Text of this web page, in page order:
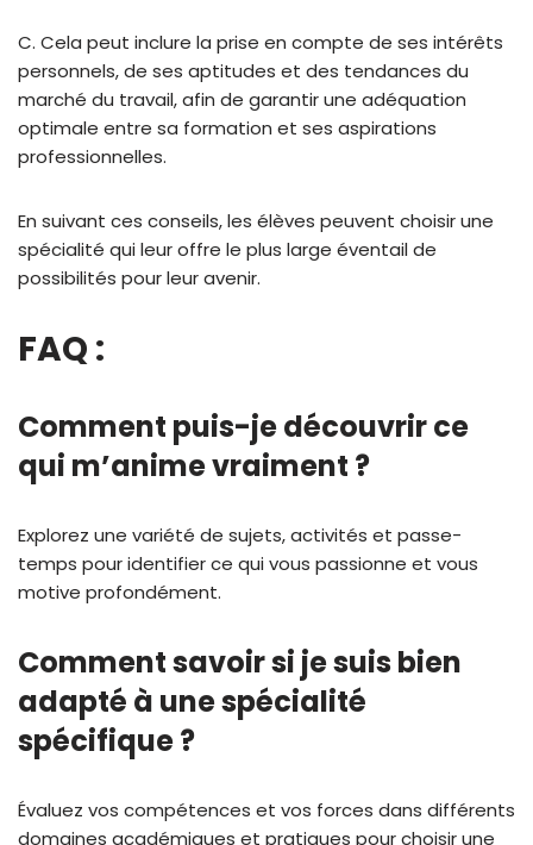
C. Cela peut inclure la prise en compte de ses intérêts
personnels, de ses aptitudes et des tendances du
marché du travail, afin de garantir une adéquation
optimale entre sa formation et ses aspirations
professionnelles.
En suivant ces conseils, les élèves peuvent choisir une
spécialité qui leur offre le plus large éventail de
possibilités pour leur avenir.
FAQ :
Comment puis-je découvrir ce
qui m’anime vraiment ?
Explorez une variété de sujets, activités et passe-
temps pour identifier ce qui vous passionne et vous
motive profondément.
Comment savoir si je suis bien
adapté à une spécialité
spécifique ?
Évaluez vos compétences et vos forces dans différents
domaines académiques et pratiques pour choisir une